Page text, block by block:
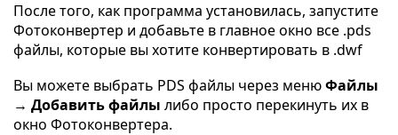
После того, как программа установилась, запустите
Фотоконвертер и добавьте в главное окно все .pds
файлы, которые вы хотите конвертировать в .dwf
Вы можете выбрать PDS файлы через менюФайлы
→ Добавить файлы либо просто перекинуть их в
окно Фотоконвертера.